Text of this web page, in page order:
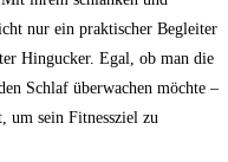
nur ein praktischer Begleiter
Hingucker. Egal, ob man die
Schlaf überwachen möchte –
um sein Fitnessziel zu